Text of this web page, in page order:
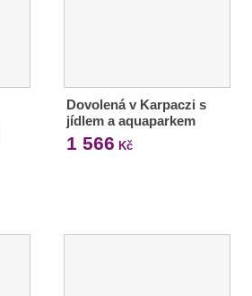
Dovolená v Karpaczi s
jídlem a aquaparkem
1 566 Kč